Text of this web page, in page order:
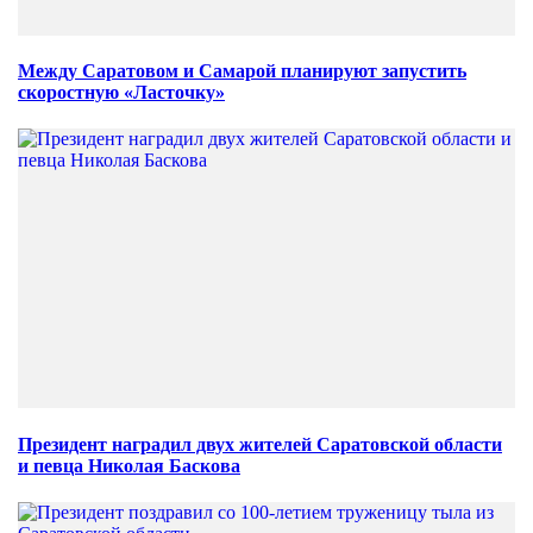
Между Саратовом и Самарой планируют запустить
скоростную «Ласточку»
Президент наградил двух жителей Саратовской области
и певца Николая Баскова